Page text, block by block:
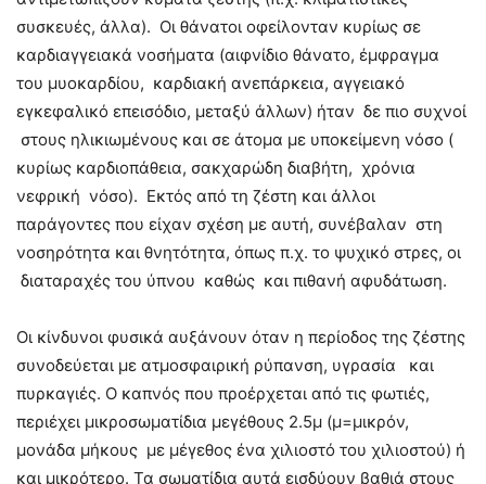
συσκευές, άλλα). Οι θάνατοι οφείλονταν κυρίως σε
καρδιαγγειακά νοσήματα (αιφνίδιο θάνατο, έμφραγμα
του μυοκαρδίου, καρδιακή ανεπάρκεια, αγγειακό
εγκεφαλικό επεισόδιο, μεταξύ άλλων) ήταν δε πιο συχνοί
στους ηλικιωμένους και σε άτομα με υποκείμενη νόσο (
κυρίως καρδιοπάθεια, σακχαρώδη διαβήτη, χρόνια
νεφρική νόσο). Εκτός από τη ζέστη και άλλοι
παράγοντες που είχαν σχέση με αυτή, συνέβαλαν στη
νοσηρότητα και θνητότητα, όπως π.χ. το ψυχικό στρες, οι
διαταραχές του ύπνου καθώς και πιθανή αφυδάτωση.
Οι κίνδυνοι φυσικά αυξάνουν όταν η περίοδος της ζέστης
συνοδεύεται με ατμοσφαιρική ρύπανση, υγρασία και
πυρκαγιές. Ο καπνός που προέρχεται από τις φωτιές,
περιέχει μικροσωματίδια μεγέθους 2.5μ (μ=μικρόν,
μονάδα μήκους με μέγεθος ένα χιλιοστό του χιλιοστού) ή
και μικρότερο. Τα σωματίδια αυτά εισδύουν βαθιά στους